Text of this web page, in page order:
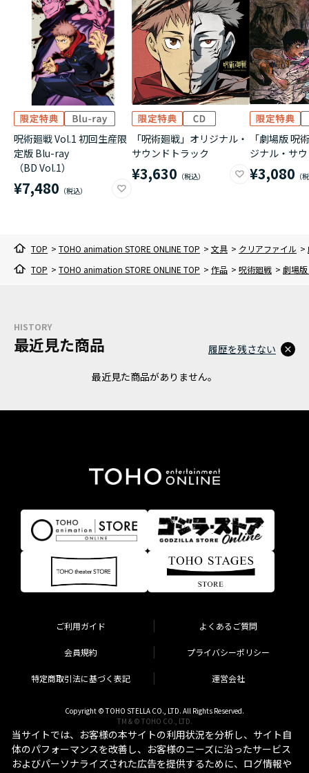
呪術廻戦 Vol.1 初回生産限
定版 Blu-ray
（BD Vol.1）
¥7,480
「呪術廻戦」オリジナル・
サウンドトラック
¥3,630
「劇場版 呪
ジナル・サ
¥3,080
TOP > TOHO animation STORE ONLINE TOP > 文具 > クリアファイル >
TOP > TOHO animation STORE ONLINE TOP > 作品 > 呪術廻戦 > 劇場
HISTORY
最近見た商品
最近見た商品がありません。
履歴を残さない
ご利用ガイド よくあるご質問
会員規約 プライバシーポリシー
特定商取引法に基づく表記 運営会社
Copyright © TOHO STELLA CO., LTD. All Rights Reserved.
TM & © TOHO CO., LTD.
当サイトでは、お客様の本サイトの利用状況を分析し、サイト自
体のパフォーマンスを改善し、お客様のニーズに沿ったサービス
およびパーソナライズされた広告を提供するために、ログ情報や